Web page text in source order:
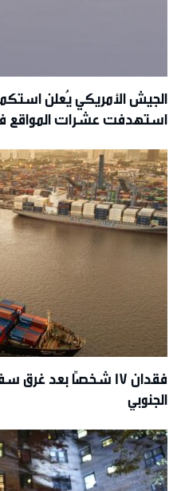
الجيش الأمريكي يُعلن
استهدفت عشرات المواقع
فقدان 17 شخصًا بعد
الجنوبي